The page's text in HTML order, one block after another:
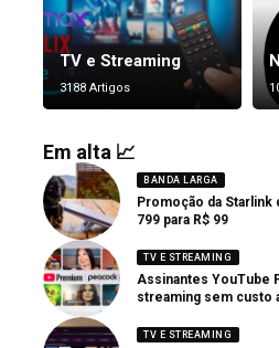
TV e Streaming
3188 Artigos
Em alta 📈
BANDA LARGA
Promoção da
799 para R$ 99
TV E STREAMING
Assinantes YouTube
streaming sem custo
TV E STREAMING